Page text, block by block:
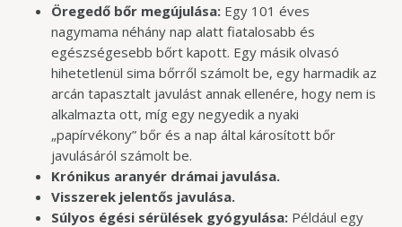
Öregedő bőr megújulása:Egy 101 éves
nagymama néhány nap alatt fiatalosabb és
egészségesebb bőrt kapott. Egy másik olvasó
hihetetlenül sima bőrről számolt be, egy harmadik az
arcán tapasztalt javulást annak ellenére, hogy nem is
alkalmazta ott, míg egy negyedik a nyaki
„papírvékony” bőr és a nap által károsított bőr
javulásáról számolt be.
Krónikus aranyér drámai javulása.
Visszerek jelentős javulása.
Súlyos égési sérülések gyógyulása:Például egy